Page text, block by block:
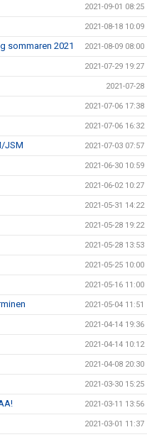
2021-09-01 08:25
2021-08-18 10:09
sommaren 2021 2021-08-09 08:00
2021-07-29 19:27
2021-07-28
2021-07-06 17:38
2021-07-06 16:32
JSM 2021-07-03 07:57
2021-06-30 10:59
2021-06-02 10:27
2021-05-31 14:22
2021-05-28 19:22
2021-05-28 13:53
2021-05-25 10:00
2021-05-16 11:00
2021-05-04 11:51
2021-04-14 19:36
2021-04-14 10:12
2021-04-08 20:30
2021-03-30 15:25
2021-03-11 13:56
2021-03-01 11:37